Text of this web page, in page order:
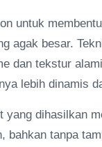
untuk
agak besar.
dan tekstur
lebih dinamis
yang dihasilkan
bahkan tanpa